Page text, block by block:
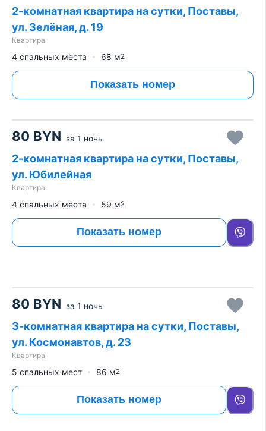
2-комнатная квартира на сутки, Поставы,
ул. Зелёная, д. 19
Квартира
4 спальных места 68 м2
Показать номер
80 BYN за 1 ночь
2-комнатная квартира на сутки, Поставы,
ул. Юбилейная
Квартира
4 спальных места 59 м2
Показать номер
80 BYN за 1 ночь
3-комнатная квартира на сутки, Поставы,
ул. Космонавтов, д. 23
Квартира
5 спальных мест 86 м2
Показать номер